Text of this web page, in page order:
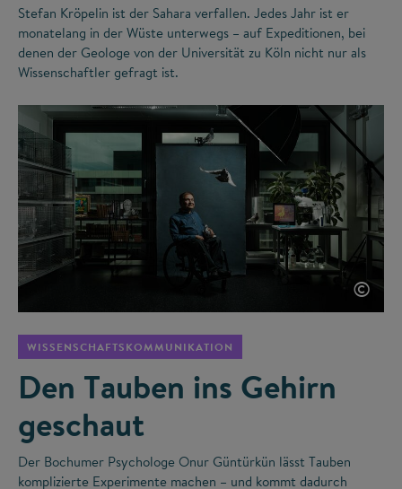
Stefan Kröpelin ist der Sahara verfallen. Jedes Jahr ist er
monatelang in der Wüste unterwegs – auf Expeditionen, bei
denen der Geologe von der Universität zu Köln nicht nur als
Wissenschaftler gefragt ist.
©
WISSENSCHAFTSKOMMUNIKATION
Den Tauben ins Gehirn
geschaut
Der Bochumer Psychologe Onur Güntürkün lässt Tauben
komplizierte Experimente machen – und kommt dadurch